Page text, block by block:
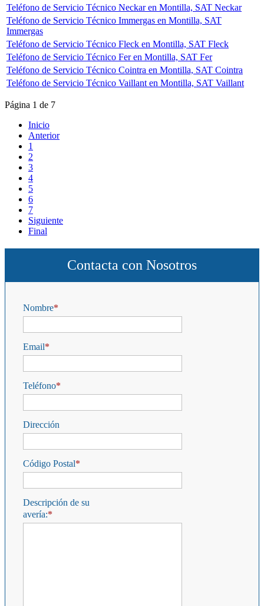
Teléfono de Servicio Técnico Neckar en Montilla, SAT Neckar
Teléfono de Servicio Técnico Immergas en Montilla, SAT
Immergas
Teléfono de Servicio Técnico Fleck en Montilla, SAT Fleck
Teléfono de Servicio Técnico Fer en Montilla, SAT Fer
Teléfono de Servicio Técnico Cointra en Montilla, SAT Cointra
Teléfono de Servicio Técnico Vaillant en Montilla, SAT Vaillant
Página 1 de 7
Inicio
Anterior
1
2
3
4
5
6
7
Siguiente
Final
Contacta con Nosotros
Nombre
Email
Teléfono
Dirección
Código Postal
Descripción de su
avería: